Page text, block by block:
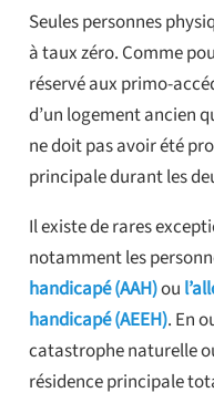
Seules personnes
à taux zéro. Comme
réservé aux primo-
d’un logement ancien
ne doit pas avoir été
principale durant les
Il existe de rares
notamment les
handicapé (AAH)ou
handicapé (AEEH). En
catastrophe naturelle
résidence principale